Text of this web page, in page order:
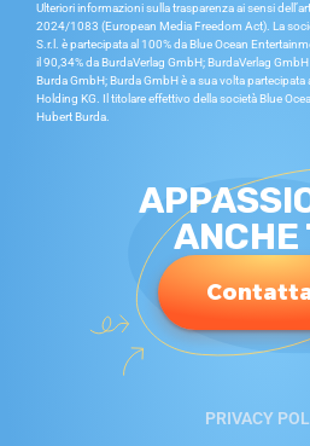
Ulteriori informazioni sulla trasparenza ai sensi
2024/1083 (European Media Freedom Act). La
S.r.l. è partecipata al 100% da Blue Ocean
il 90,34% da BurdaVerlag GmbH; BurdaVerlag
Burda GmbH; Burda GmbH è a sua volta
Holding KG. Il titolare effettivo della società Blue
Hubert Burda.
ANCHE
PRIVACY